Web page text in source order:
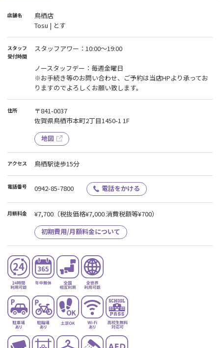
【ノースタッフデー解除のお知らせ】
8月28日の金曜日のノースタッフデーを解除し通常受付いたします。
店舗名
鳥栖店
Tosu | とす
スタッフ
受付時間
スタッフアワー：10:00～19:00
ノースタッフデー：毎週金曜日
※お手続き等のお問い合わせ、ご予約は当店HPより承ってお
りますのでよろしくお願い致します。
住所
〒841-0037
佐賀県鳥栖市本町2丁目1450-1 1F
地図
アクセス 鳥栖駅徒歩15分
電話番号 0942-85-7800 電話をかける
月額料金 ¥7,700 （税抜価格¥7,000 消費税額等¥700）
初期費用/月額料金について